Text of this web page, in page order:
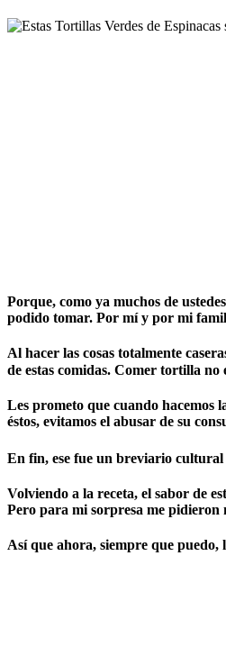
Porque, como ya muchos de
podido tomar. Por mí y por mi
Al hacer las cosas totalmente
de estas comidas. Comer tortilla
Les prometo que cuando hacemos
éstos, evitamos el abusar de su
En fin, ese fue un breviario cultural
Volviendo a la receta, el sabor de
Pero para mi sorpresa me pidieron
Así que ahora, siempre que